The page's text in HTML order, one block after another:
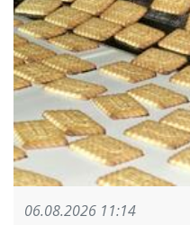
06.08.2026 11:14